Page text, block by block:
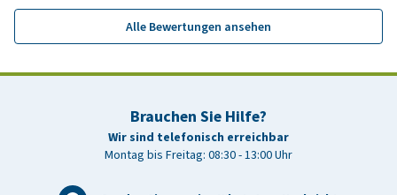
Alle Bewertungen ansehen
Brauchen Sie Hilfe?
Wir sind telefonisch erreichbar
Montag bis Freitag: 08:30 - 13:00 Uhr